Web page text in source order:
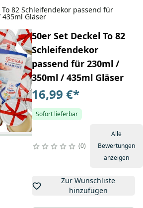
To 82 Schleifendekor passend für
Gläser
50er Set Deckel To 82
Schleifendekor
passend für 230ml /
350ml / 435ml Gläser
16,99 €*
Sofort lieferbar
0
Alle
Bewertungen
anzeigen
Zur Wunschliste
hinzufügen